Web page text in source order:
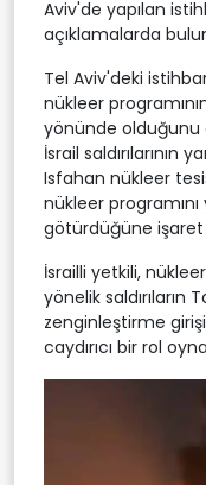
Aviv'de yapılan
açıklamalarda
Tel Aviv'deki
nükleer
yönünde olduğunu
İsrail saldırılarının
Isfahan nükleer
nükleer programını
götürdüğüne işaret
İsrailli yetkili,
yönelik
zenginleştirme
caydırıcı bir rol